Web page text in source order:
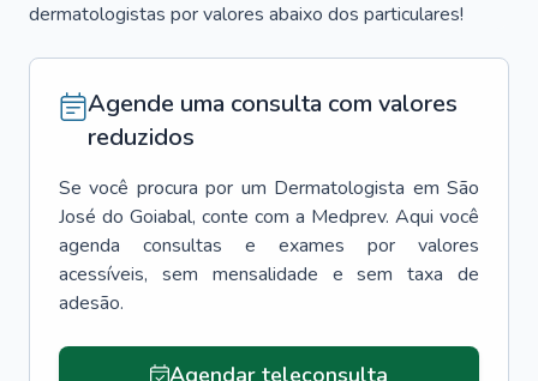
dermatologistas por valores abaixo dos particulares!
Agende uma consulta com valores
reduzidos
Se você procura por um Dermatologista em São
José do Goiabal, conte com a Medprev. Aqui você
agenda consultas e exames por valores
acessíveis, sem mensalidade e sem taxa de
adesão.
Agendar teleconsulta